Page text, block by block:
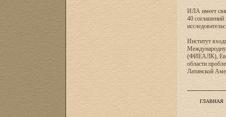
ИЛА имеет
40 соглашений
Институт
(ФИЕАЛК),
области
Латинской
ГЛАВНАЯ